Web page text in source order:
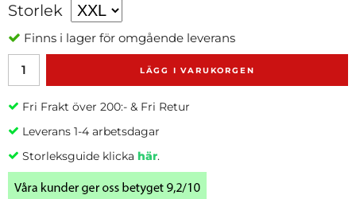
Storlek
Finns i lager för omgående leverans
LÄGG I VARUKORGEN
Fri Frakt över 200:- & Fri Retur
Leverans 1-4 arbetsdagar
Storleksguide klicka här.